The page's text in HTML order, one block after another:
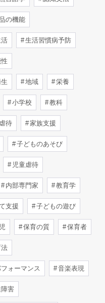
の機能
生活習慣病予防
地域 栄養
小学校 教科
待 家族支援
子どものあそび
児童虐待
内部専門家 教育学
支援 子どもの遊び
保育の質 保育者
ォーマンス 音楽表現
害